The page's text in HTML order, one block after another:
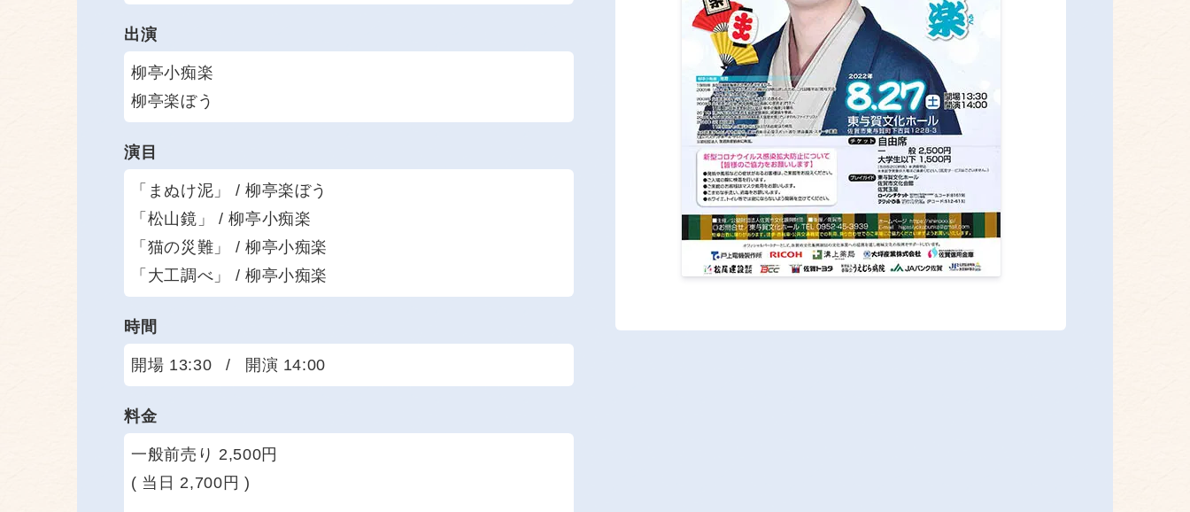
出演
柳亭小痴楽
柳亭楽ぼう
演目
「まぬけ泥」 / 柳亭楽ぼう
「松山鏡」 / 柳亭小痴楽
「猫の災難」 / 柳亭小痴楽
「大工調べ」 / 柳亭小痴楽
時間
開場 13:30 / 開演 14:00
料金
一般前売り 2,500円
( 当日 2,700円 )